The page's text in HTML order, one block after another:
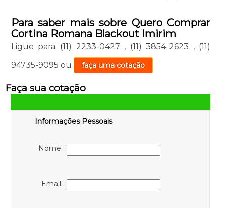
Para saber mais sobre Quero Comprar
Cortina Romana Blackout Imirim
Ligue para (11) 2233-0427 , (11) 3854-2623 , (11)
94735-9095 ou faça uma cotação
Faça sua cotação
Informações Pessoais
Nome:
Email: